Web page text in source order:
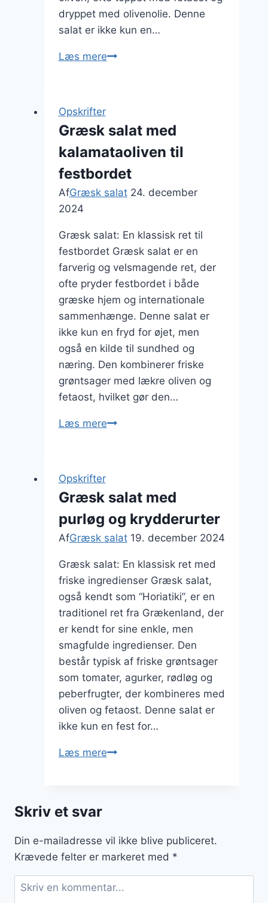
dryppet med olivenolie. Denne
salat er ikke kun en…
Læs mereGræsk
tomat
Opskrifter
Græsk salat med
kalamataoliven til
festbordet
AfGræsk salat 24. december
2024
Græsk salat: En klassisk ret til
festbordet Græsk salat er en
farverig og velsmagende ret, der
ofte pryder festbordet i både
græske hjem og internationale
sammenhænge. Denne salat er
ikke kun en fryd for øjet, men
også en kilde til sundhed og
næring. Den kombinerer friske
grøntsager med lækre oliven og
fetaost, hvilket gør den…
Læs mereGræsk
festbordet
Opskrifter
Græsk salat med
purløg og krydderurter
AfGræsk salat 19. december 2024
Græsk salat: En klassisk ret med
friske ingredienser Græsk salat,
også kendt som “Horiatiki”, er en
traditionel ret fra Grækenland, der
er kendt for sine enkle, men
smagfulde ingredienser. Den
består typisk af friske grøntsager
som tomater, agurker, rødløg og
peberfrugter, der kombineres med
oliven og fetaost. Denne salat er
ikke kun en fest for…
Læs mereGræsk
Skriv et svar
Din e-mailadresse vil ikke blive publiceret.
Krævede felter er markeret med *